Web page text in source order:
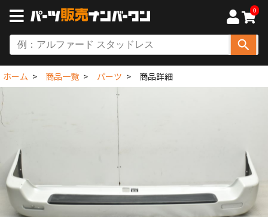
0
ホーム 商品一覧 パーツ 商品詳細